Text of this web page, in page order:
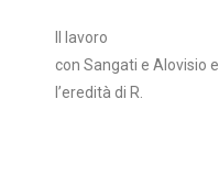
Il lavoro
con Sangati e Alovisio e
l’eredità di R.